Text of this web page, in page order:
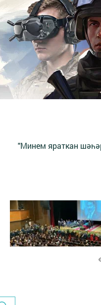
"Минем яраткан